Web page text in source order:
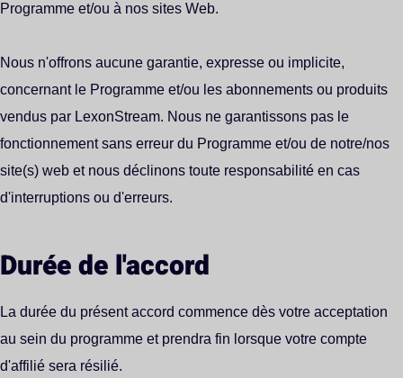
Programme et/ou à nos sites Web.
Nous n'offrons aucune garantie, expresse ou implicite,
concernant le Programme et/ou les abonnements ou produits
vendus par LexonStream. Nous ne garantissons pas le
fonctionnement sans erreur du Programme et/ou de notre/nos
site(s) web et nous déclinons toute responsabilité en cas
d'interruptions ou d'erreurs.
Durée de l'accord
La durée du présent accord commence dès votre acceptation
au sein du programme et prendra fin lorsque votre compte
d'affilié sera résilié.